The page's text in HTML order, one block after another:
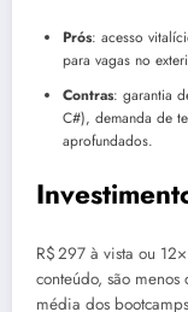
Prós: acesso
para vagas no
Contras: garantia
C#), demanda de
aprofundados.
R$ 297 à vista ou
conteúdo, são
média dos